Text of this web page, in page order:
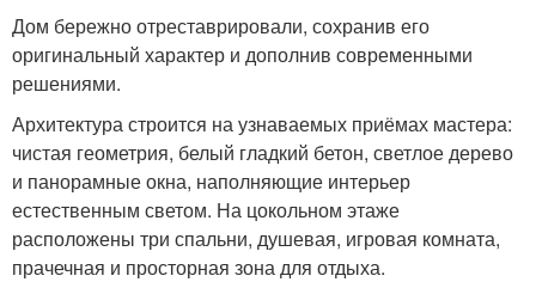
Дом бережно отреставрировали, сохранив его
оригинальный характер и дополнив современными
решениями.
Архитектура строится на узнаваемых приёмах мастера:
чистая геометрия, белый гладкий бетон, светлое дерево
и панорамные окна, наполняющие интерьер
естественным светом. На цокольном этаже
расположены три спальни, душевая, игровая комната,
прачечная и просторная зона для отдыха.